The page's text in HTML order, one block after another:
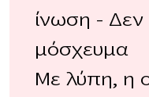
ίνωση –
μόσχευμα
Με λύπη, η